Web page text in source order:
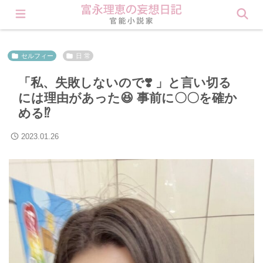
会員登録すると理恵の秘密が見られます❤︎ Click here
セルフィー 日 常
「私、失敗しないので❣️ 」と言い切る
には理由があった😆 事前に〇〇を確か
める⁉️
2023.01.26